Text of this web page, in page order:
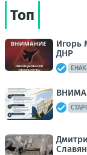
Топ
Игорь
ДНР